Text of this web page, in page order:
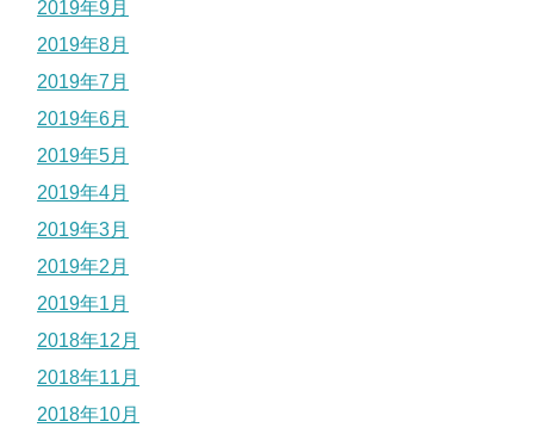
2019年9月
2019年8月
2019年7月
2019年6月
2019年5月
2019年4月
2019年3月
2019年2月
2019年1月
2018年12月
2018年11月
2018年10月